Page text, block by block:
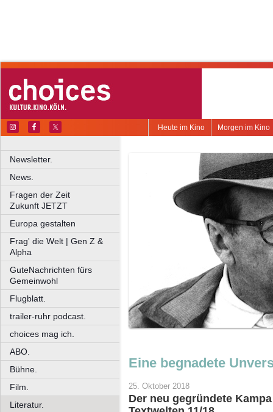
Morgen im Kino
Heute im Kino
Newsletter.
News.
Fragen der Zeit
Zukunft JETZT
Europa gestalten
Frag' die Welt | Gen Z &
Alpha
GuteNachrichten fürs
Gemeinwohl
Flugblatt.
trailer-ruhr podcast.
choices mag ich.
ABO.
Bühne.
Film.
Literatur.
Eine begnadete
25. Oktober 2018
Der neu gegründete